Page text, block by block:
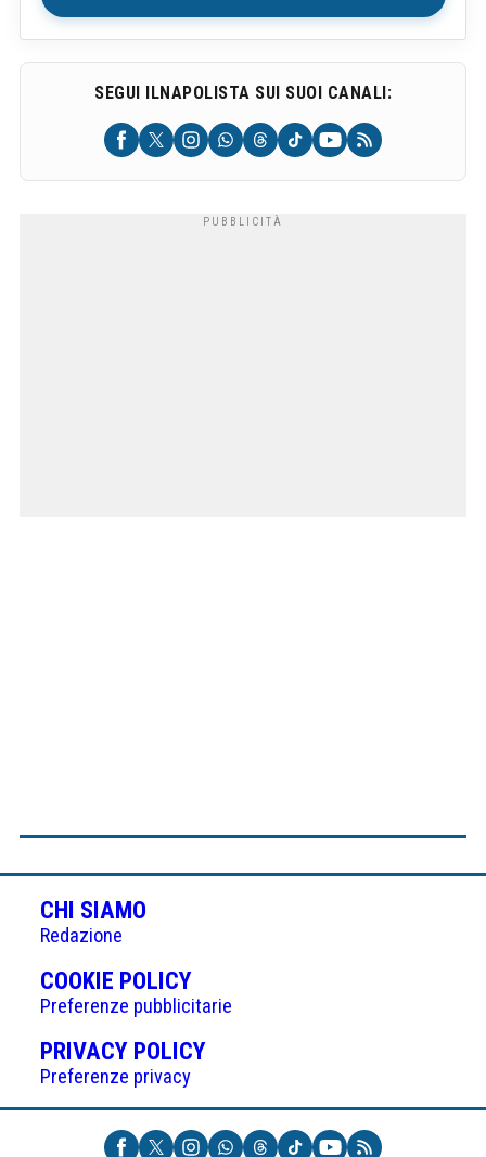
SEGUI ILNAPOLISTA SUI SUOI CANALI:
CHI SIAMO
Redazione
COOKIE POLICY(APRE
IN
UNA
NUOVA
Preferenze pubblicitarie
PRIVACY POLICY(APRE
UNA
NUOVA
Preferenze privacy